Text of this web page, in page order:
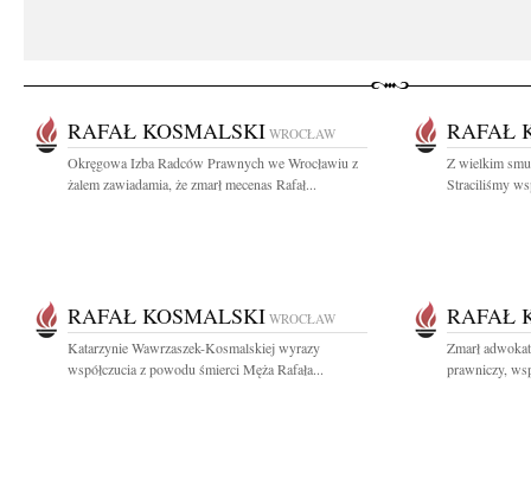
RAFAŁ KOSMALSKI WROCŁAW
Okręgowa Izba Radców Prawnych we Wrocławiu z
żalem zawiadamia, że zmarł mecenas Rafał...
RAFAŁ
Z wielkim
Straciliśmy
RAFAŁ KOSMALSKI WROCŁAW
Katarzynie Wawrzaszek-Kosmalskiej wyrazy
współczucia z powodu śmierci Męża Rafała...
RAFAŁ
Zmarł
prawniczy,